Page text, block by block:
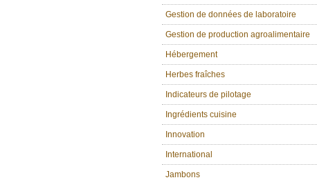
Gestion de données de laboratoire
Gestion de production agroalimentaire
Hébergement
Herbes fraîches
Indicateurs de pilotage
Ingrédients cuisine
Innovation
International
Jambons